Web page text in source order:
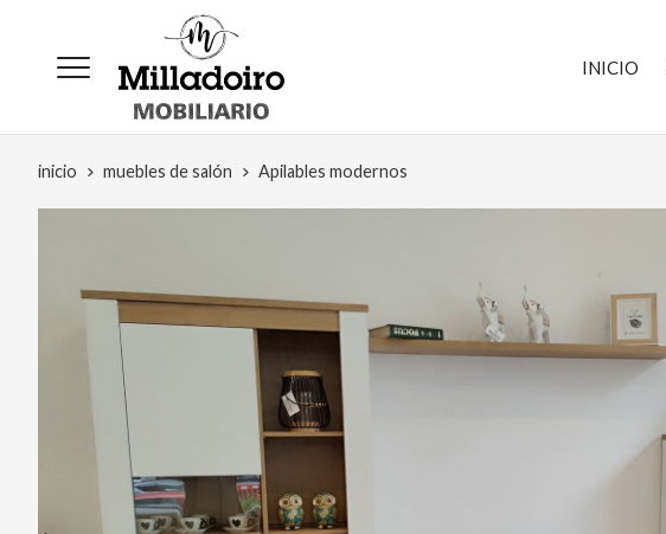
INICIO
inicio muebles de salón Apilables modernos